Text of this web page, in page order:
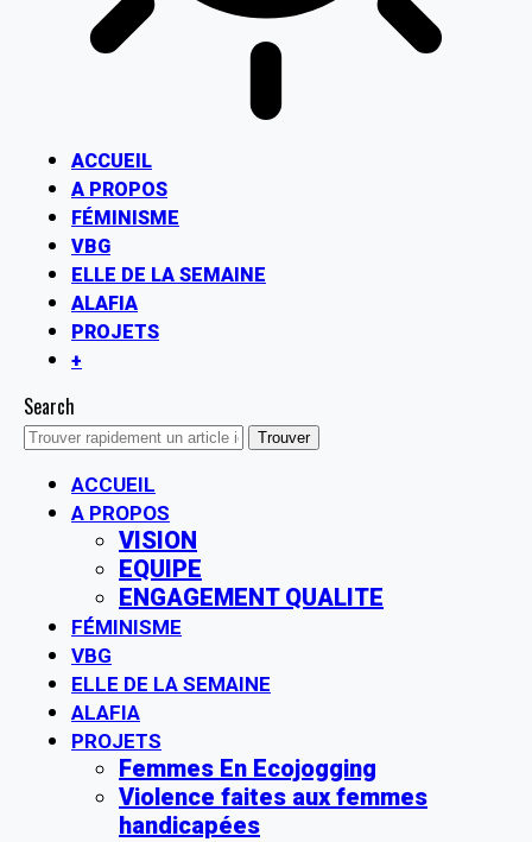
ACCUEIL
A PROPOS
FÉMINISME
VBG
ELLE DE LA SEMAINE
ALAFIA
PROJETS
+
Search
ACCUEIL
A PROPOS
VISION
EQUIPE
ENGAGEMENT QUALITE
FÉMINISME
VBG
ELLE DE LA SEMAINE
ALAFIA
PROJETS
Femmes En Ecojogging
Violence faites aux femmes
handicapées